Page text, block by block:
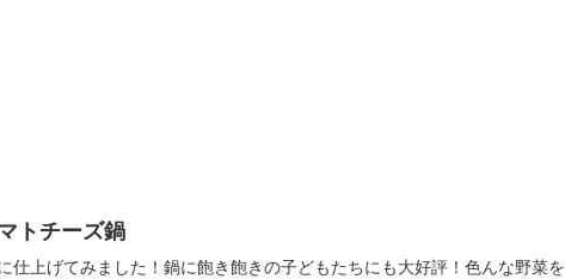
トチーズ鍋
仕上げてみました！鍋に飽き飽きの子どもたちにも大好評！色んな野菜を